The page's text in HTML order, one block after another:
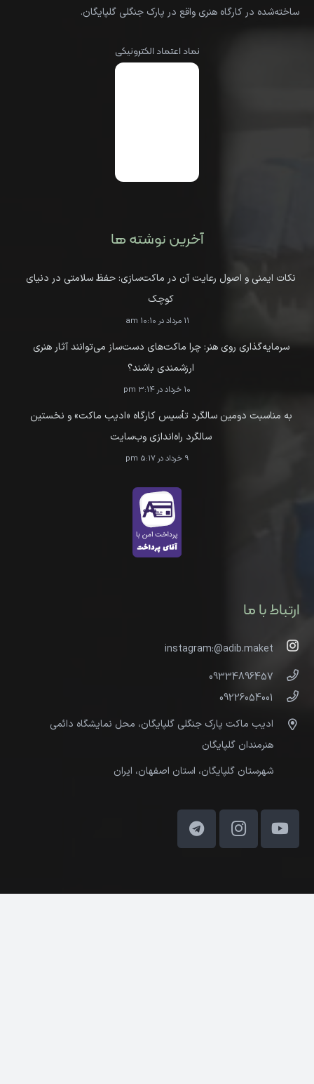
ساخته‌شده در کارگاه هنری واقع در پارک جنگلی گلپایگان.
نماد اعتماد الکترونیکی
آخرین نوشته ها
نکات ایمنی و اصول رعایت آن در ماکت‌سازی: حفظ سلامتی در دنیای
کوچک
11 مرداد در 10:10 am
سرمایه‌گذاری روی هنر: چرا ماکت‌های دست‌ساز می‌توانند آثار هنری
ارزشمندی باشند؟
10 خرداد در 3:14 pm
به مناسبت دومین سالگرد تأسیس کارگاه «ادیب ماکت» و نخستین
سالگرد راه‌اندازی وب‌سایت
9 خرداد در 5:17 pm
ارتباط با ما
instagram:@adib.maket
09334896457
09226054001
ادیب ماکت پارک جنگلی گلپایگان، محل نمایشگاه دائمی
هنرمندان گلپایگان
شهرستان گلپایگان، استان اصفهان، ایران